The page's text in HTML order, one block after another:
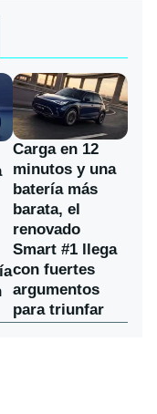
Carga en 12
minutos y una
batería más
barata, el
renovado
Smart #1 llega
con fuertes
argumentos
para triunfar